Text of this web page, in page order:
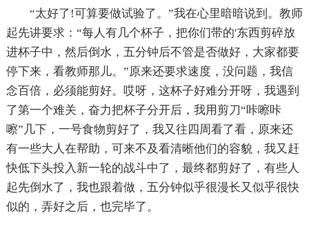
“太好了!可算要做试验了。”我在心里暗暗说到。教师
起先讲要求：“每人有几个杯子，把你们带的'东西剪碎放
进杯子中，然后倒水，五分钟后不管是否做好，大家都要
停下来，看教师那儿。”原来还要求速度，没问题，我信
念百倍，必须能剪好。哎呀，这杯子好难分开呀，我遇到
了第一个难关，奋力把杯子分开后，我用剪刀“咔嚓咔
嚓”几下，一号食物剪好了，我又往四周看了看，原来还
有一些大人在帮助，可来不及看清晰他们的容貌，我又赶
快低下头投入新一轮的战斗中了，最终都剪好了，有些人
起先倒水了，我也跟着做，五分钟似乎很漫长又似乎很快
似的，弄好之后，也完毕了。